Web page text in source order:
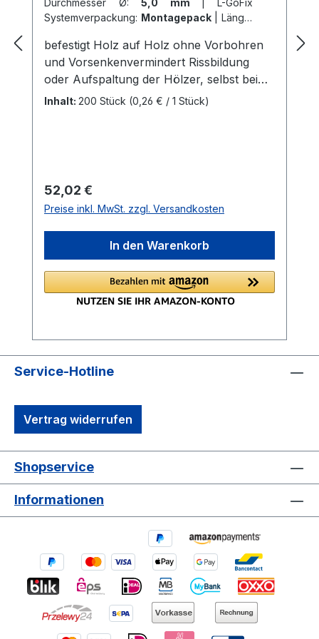
Durchmesser Ø: 5,0 mm
L-GoFix
Systemverpackung: Montagepack
Länge:
befestigt Holz auf Holz ohne Vorbohren
und Vorsenkenvermindert Rissbildung
oder Aufspaltung der Hölzer, selbst bei
Plattenwerkstoffen, spart Arbeitszeit,
diesen Deckenbelägen sollte zusätzlich
vorgebohrt werden Mehrstufenkopf mit
kleinem Kopfdurchmesserhoher
konstruktiver Holzschutz und edle
Oberfläche durch den planen
Kopfabschluss spezielle Gewindesteigung
mit scharfen Gewindeflanken hoher
Auszugswert SIHGA® Spitze mit
Ansetzen der Schraube ohne
Spaltenbildung SIHGA® Fräsrippen am
Schaft leichtes, schnelles Eindrehen und
gehärtetem, rostfreiem Edelstahl
hergestelltbefestigt rostfrei und ist extrem
Beschichtung) und antiker (SC 11-
Beschichtung) Optik erhältlich optimal auf
Douglasie und Bangkirai verwendbar
Montageanleitung zeitsparend, praktisch,
präzise, gesamtes Zubehör ist beigepackt;
SIHGAFIX® Edelstahl rostfrei verhindert
Fremdrost und schraubt auch in tiefen
Nuten Bei Verwendung von
Inhalt: 200 Stück (0,26 € / 1 Stück)
Regulärer Preis:
52,02 €
Preise inkl. MwSt. zzgl. Versandkosten
In den Warenkorb
Service-Hotline
Vertrag widerrufen
Shopservice
Informationen